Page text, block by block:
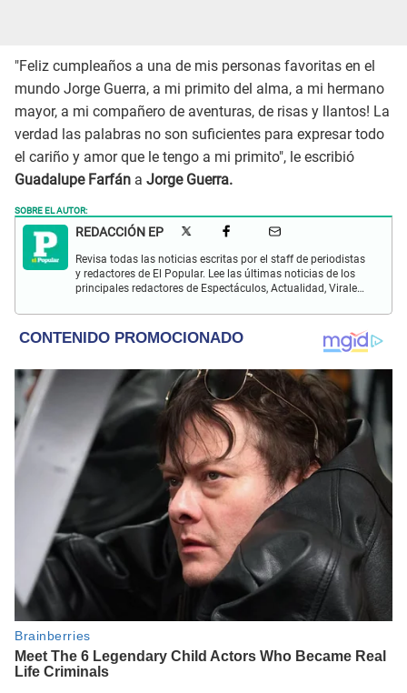
"Feliz cumpleaños a una de mis personas favoritas en el
mundo Jorge Guerra, a mi primito del alma, a mi hermano
mayor, a mi compañero de aventuras, de risas y llantos! La
verdad las palabras no son suficientes para expresar todo
el cariño y amor que le tengo a mi primito", le escribió
Guadalupe Farfán a Jorge Guerra.
SOBRE EL AUTOR:
REDACCIÓN EP
Revisa todas las noticias escritas por el staff de periodistas
y redactores de El Popular. Lee las últimas noticias de los
principales redactores de Espectáculos, Actualidad, Virales,